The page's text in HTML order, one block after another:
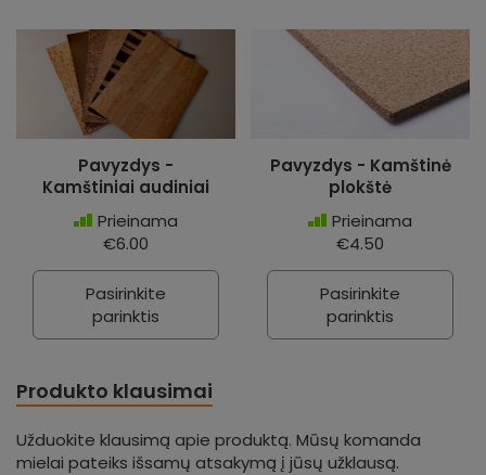
Pavyzdys -
Kamštiniai audiniai
Prieinama
€6.00
Pasirinkite
parinktis
Pavyzdys - Kamštinė
plokštė
Prieinama
€4.50
Pasirinkite
parinktis
Produkto klausimai
Užduokite klausimą apie produktą. Mūsų komanda
mielai pateiks išsamų atsakymą į jūsų užklausą.